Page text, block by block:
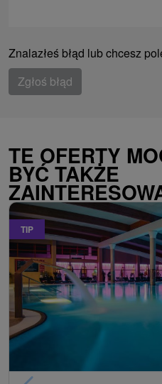
Znalazłeś błąd lub chcesz
Zgłoś błąd
TE OFERTY
BYĆ TAKŻE
TIP